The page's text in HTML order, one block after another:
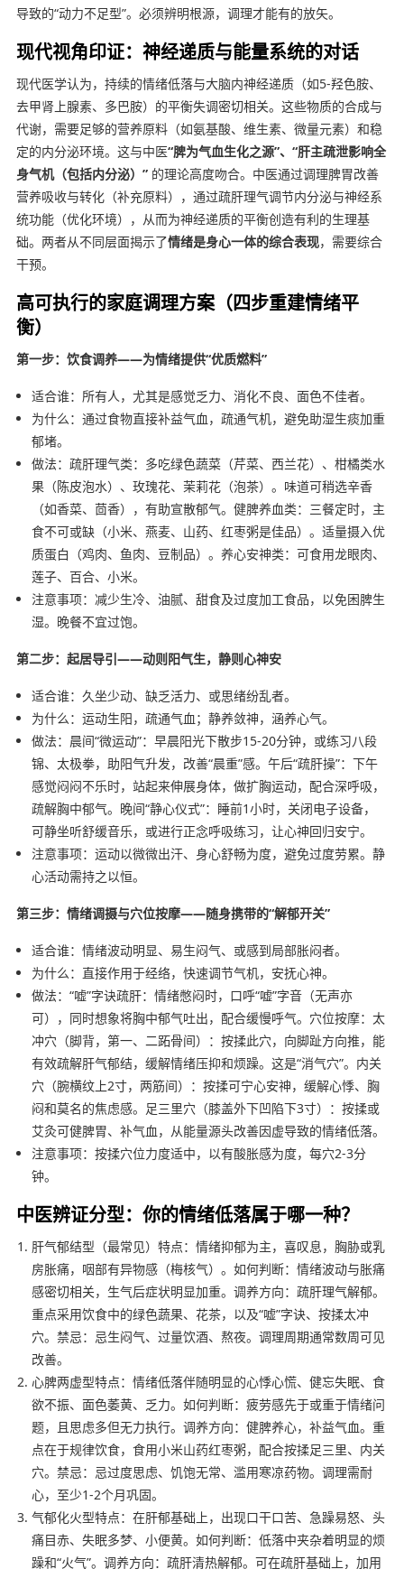
导致的“动力不足型”。必须辨明根源，调理才能有的放矢。
现代视角印证：神经递质与能量系统的对话
现代医学认为，持续的情绪低落与大脑内神经递质（如5-羟色胺、
去甲肾上腺素、多巴胺）的平衡失调密切相关。这些物质的合成与
代谢，需要足够的营养原料（如氨基酸、维生素、微量元素）和稳
定的内分泌环境。这与中医“脾为气血生化之源”、“肝主疏泄影响全
身气机（包括内分泌）”的理论高度吻合。中医通过调理脾胃改善
营养吸收与转化（补充原料），通过疏肝理气调节内分泌与神经系
统功能（优化环境），从而为神经递质的平衡创造有利的生理基
础。两者从不同层面揭示了情绪是身心一体的综合表现，需要综合
干预。
高可执行的家庭调理方案（四步重建情绪平
衡）
第一步：饮食调养——为情绪提供“优质燃料”
适合谁：所有人，尤其是感觉乏力、消化不良、面色不佳者。
为什么：通过食物直接补益气血，疏通气机，避免助湿生痰加重
郁堵。
做法：疏肝理气类：多吃绿色蔬菜（芹菜、西兰花）、柑橘类水
果（陈皮泡水）、玫瑰花、茉莉花（泡茶）。味道可稍选辛香
（如香菜、茴香），有助宣散郁气。健脾养血类：三餐定时，主
食不可或缺（小米、燕麦、山药、红枣粥是佳品）。适量摄入优
质蛋白（鸡肉、鱼肉、豆制品）。养心安神类：可食用龙眼肉、
莲子、百合、小米。
注意事项：减少生冷、油腻、甜食及过度加工食品，以免困脾生
湿。晚餐不宜过饱。
第二步：起居导引——动则阳气生，静则心神安
适合谁：久坐少动、缺乏活力、或思绪纷乱者。
为什么：运动生阳，疏通气血；静养敛神，涵养心气。
做法：晨间“微运动”：早晨阳光下散步15-20分钟，或练习八段
锦、太极拳，助阳气升发，改善“晨重”感。午后“疏肝操”：下午
感觉闷闷不乐时，站起来伸展身体，做扩胸运动，配合深呼吸，
疏解胸中郁气。晚间“静心仪式”：睡前1小时，关闭电子设备，
可静坐听舒缓音乐，或进行正念呼吸练习，让心神回归安宁。
注意事项：运动以微微出汗、身心舒畅为度，避免过度劳累。静
心活动需持之以恒。
第三步：情绪调摄与穴位按摩——随身携带的“解郁开关”
适合谁：情绪波动明显、易生闷气、或感到局部胀闷者。
为什么：直接作用于经络，快速调节气机，安抚心神。
做法：“嘘”字诀疏肝：情绪憋闷时，口呼“嘘”字音（无声亦
可），同时想象将胸中郁气吐出，配合缓慢呼气。穴位按摩：太
冲穴（脚背，第一、二跖骨间）：按揉此穴，向脚趾方向推，能
有效疏解肝气郁结，缓解情绪压抑和烦躁。这是“消气穴”。内关
穴（腕横纹上2寸，两筋间）：按揉可宁心安神，缓解心悸、胸
闷和莫名的焦虑感。足三里穴（膝盖外下凹陷下3寸）：按揉或
艾灸可健脾胃、补气血，从能量源头改善因虚导致的情绪低落。
注意事项：按揉穴位力度适中，以有酸胀感为度，每穴2-3分
钟。
中医辨证分型：你的情绪低落属于哪一种？
肝气郁结型（最常见）特点：情绪抑郁为主，喜叹息，胸胁或乳
房胀痛，咽部有异物感（梅核气）。如何判断：情绪波动与胀痛
感密切相关，生气后症状明显加重。调养方向：疏肝理气解郁。
重点采用饮食中的绿色蔬果、花茶，以及“嘘”字诀、按揉太冲
穴。禁忌：忌生闷气、过量饮酒、熬夜。调理周期通常数周可见
改善。
心脾两虚型特点：情绪低落伴随明显的心悸心慌、健忘失眠、食
欲不振、面色萎黄、乏力。如何判断：疲劳感先于或重于情绪问
题，且思虑多但无力执行。调养方向：健脾养心，补益气血。重
点在于规律饮食，食用小米山药红枣粥，配合按揉足三里、内关
穴。禁忌：忌过度思虑、饥饱无常、滥用寒凉药物。调理需耐
心，至少1-2个月巩固。
气郁化火型特点：在肝郁基础上，出现口干口苦、急躁易怒、头
痛目赤、失眠多梦、小便黄。如何判断：低落中夹杂着明显的烦
躁和“火气”。调养方向：疏肝清热解郁。可在疏肝基础上，加用